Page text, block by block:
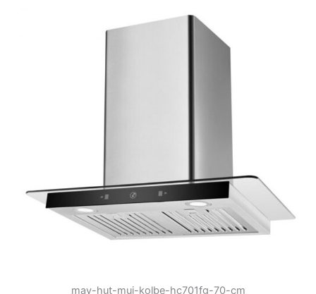
may-hut-mui-kolbe-hc701fg-70-cm